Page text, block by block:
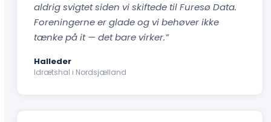
aldrig svigtet siden vi skiftede til Furesø Data.
Foreningerne er glade og vi behøver ikke
tænke på it — det bare virker.”
Halleder
Idrætshal i Nordsjælland